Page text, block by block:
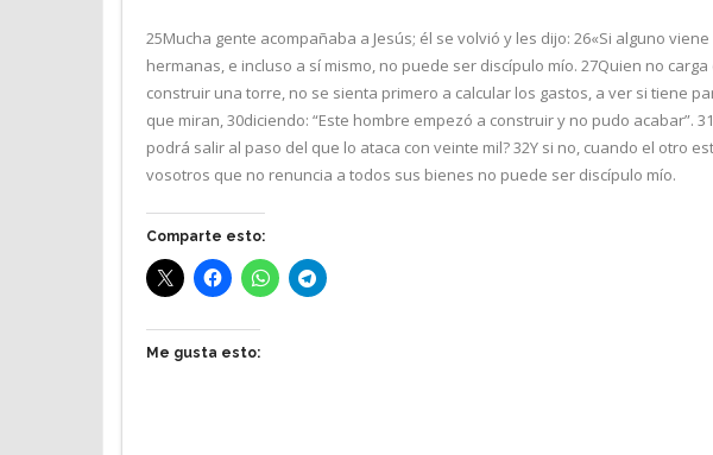
25Mucha gente acompañaba a Jesús; él se volvió y les dijo: 26«Si alguno
hermanas, e incluso a sí mismo, no puede ser discípulo mío. 27Quien no
construir una torre, no se sienta primero a calcular los gastos, a ver si tiene
que miran, 30diciendo: “Este hombre empezó a construir y no pudo
podrá salir al paso del que lo ataca con veinte mil? 32Y si no, cuando el otro
vosotros que no renuncia a todos sus bienes no puede ser discípulo mío.
Comparte esto:
Me gusta esto: